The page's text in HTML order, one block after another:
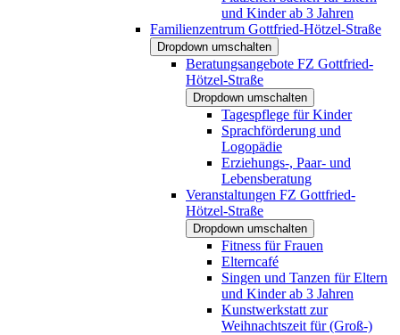
und Kinder ab 3 Jahren
Familienzentrum Gottfried-Hötzel-Straße
Dropdown umschalten
Beratungsangebote FZ Gottfried-
Hötzel-Straße
Dropdown umschalten
Tagespflege für Kinder
Sprachförderung und
Logopädie
Erziehungs-, Paar- und
Lebensberatung
Veranstaltungen FZ Gottfried-
Hötzel-Straße
Dropdown umschalten
Fitness für Frauen
Elterncafé
Singen und Tanzen für Eltern
und Kinder ab 3 Jahren
Kunstwerkstatt zur
Weihnachtszeit für (Groß-)